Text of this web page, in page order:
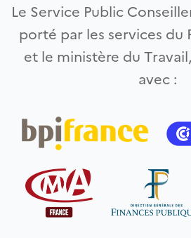
Le Service Public
porté par les services du
et le ministère du
avec :